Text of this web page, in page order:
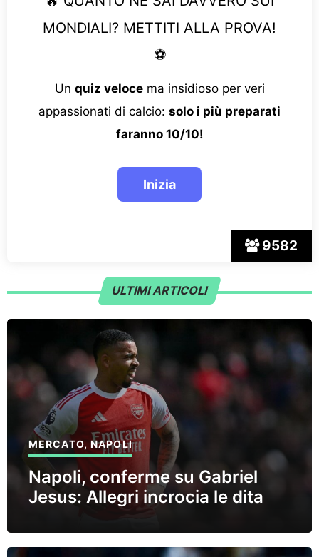
9582
MONDIALI? METTITI ALLA PROVA!
⚽
Un quiz velocema insidioso per veri
appassionati di calcio: solo i più preparati
faranno 10/10!
ULTIMI ARTICOLI
MERCATO,NAPOLI
Napoli, conferme su Gabriel
Jesus: Allegri incrocia le dita